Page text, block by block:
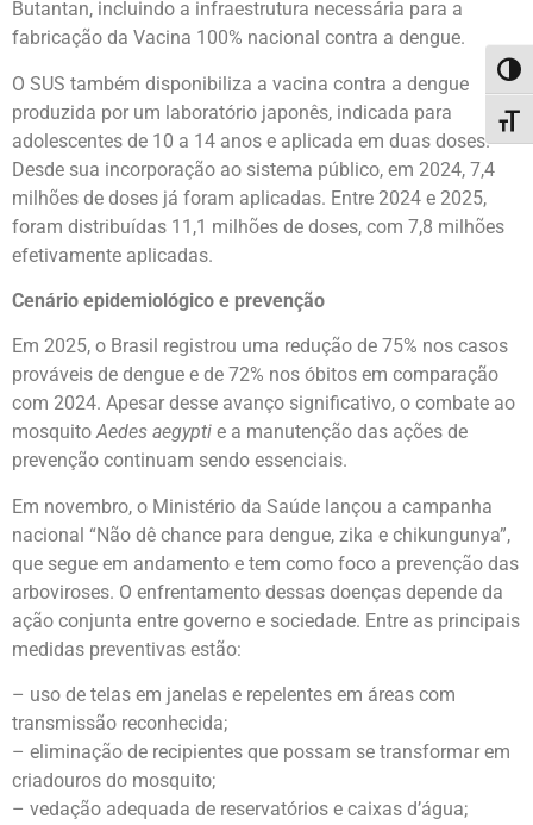
Butantan, incluindo a infraestrutura necessária para a
fabricação da Vacina 100% nacional contra a dengue.
O SUS também disponibiliza a vacina contra a dengue
produzida por um laboratório japonês, indicada para
adolescentes de 10 a 14 anos e aplicada em duas doses.
Desde sua incorporação ao sistema público, em 2024, 7,4
milhões de doses já foram aplicadas. Entre 2024 e 2025,
foram distribuídas 11,1 milhões de doses, com 7,8 milhões
efetivamente aplicadas.
Cenário epidemiológico e prevenção
Em 2025, o Brasil registrou uma redução de 75% nos casos
prováveis de dengue e de 72% nos óbitos em comparação
com 2024. Apesar desse avanço significativo, o combate ao
mosquitoAedes aegypti e a manutenção das ações de
prevenção continuam sendo essenciais.
Em novembro, o Ministério da Saúde lançou a campanha
nacional “Não dê chance para dengue, zika e chikungunya”,
que segue em andamento e tem como foco a prevenção das
arboviroses. O enfrentamento dessas doenças depende da
ação conjunta entre governo e sociedade. Entre as principais
medidas preventivas estão:
– uso de telas em janelas e repelentes em áreas com
transmissão reconhecida;
– eliminação de recipientes que possam se transformar em
criadouros do mosquito;
– vedação adequada de reservatórios e caixas d’água;